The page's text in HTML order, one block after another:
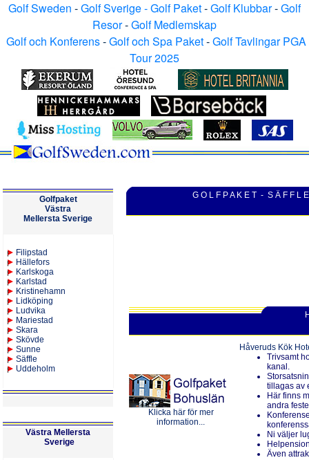
Golf Sweden -Golf Sverige - Golf Paket-Golf Klubbar-Golf
Resor-Golf Medlemskap
Golf och Konferens-Golf och Spa Paket-Golf Tavlingar PGA
Tour 2025
Golfpaket
Västra
Mellersta Sverige
Filipstad
Hällefors
Karlskoga
Karlstad
Kristinehamn
Lidköping
Ludvika
Mariestad
Skara
Skövde
Sunne
Säffle
Uddeholm
Västra Mellersta
Sverige
G O L F P A K E T - S Ä F F L E
Klicka här för mer
information...
Håveruds Kök
Trivsamt
kanal.
tillagas av
Här finns
andra
Ni väljer
Även